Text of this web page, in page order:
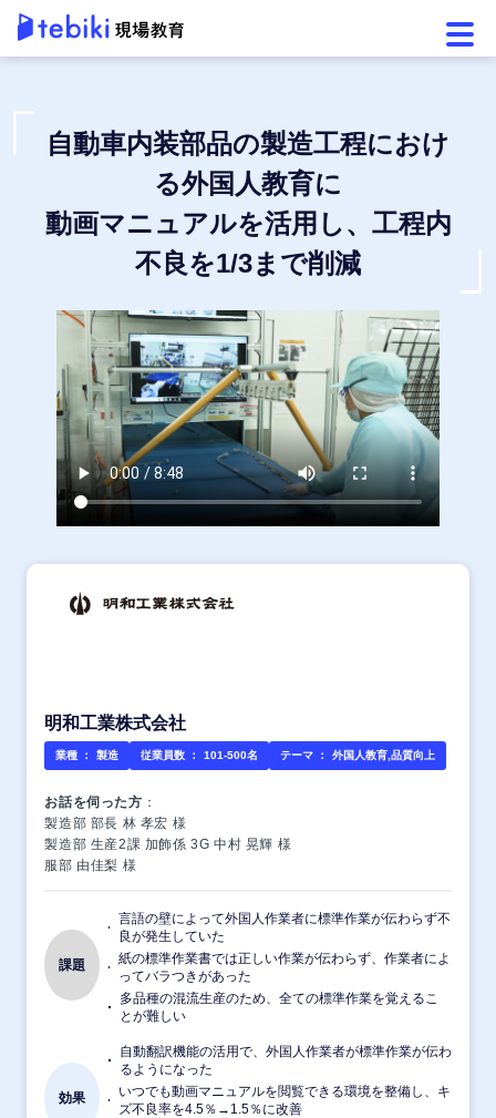
自動車内装部品の製造工程におけ
る外国人教育に
動画マニュアルを活用し、工程内
不良を1/3まで削減
明和工業株式会社
業種 ： 製造 従業員数 ： 101-500名 テーマ ： 外国人教育,品質向上
お話を伺った方 ：
製造部 部長 林 孝宏 様
製造部 生産2課 加飾係 3G 中村 晃輝 様
服部 由佳梨 様
課題
言語の壁によって外国人作業者に標準作業が伝わらず不
良が発生していた
紙の標準作業書では正しい作業が伝わらず、作業者によ
ってバラつきがあった
多品種の混流生産のため、全ての標準作業を覚えるこ
とが難しい
効果
自動翻訳機能の活用で、外国人作業者が標準作業が伝わ
るようになった
いつでも動画マニュアルを閲覧できる環境を整備し、キ
ズ不良率を4.5％→1.5％に改善